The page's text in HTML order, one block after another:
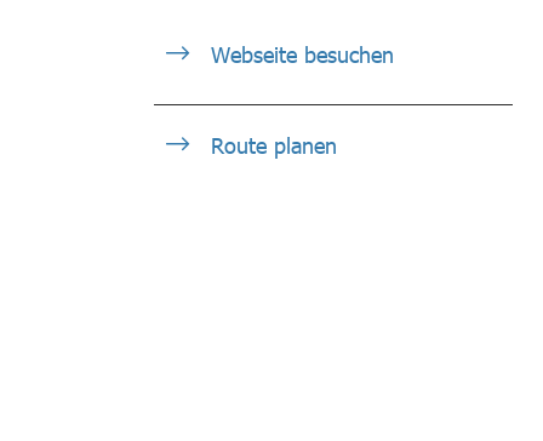
Webseite besuchen
Route planen